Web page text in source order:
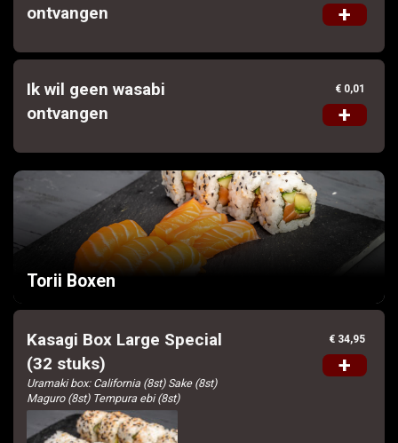
ontvangen
+
Ik wil geen wasabi
ontvangen
€ 0,01
+
Torii Boxen
Kasagi Box Large Special
(32 stuks)
Uramaki box: California (8st) Sake (8st)
Maguro (8st) Tempura ebi (8st)
€ 34,95
+